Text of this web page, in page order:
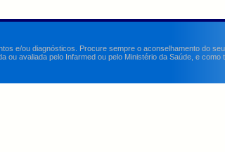
e/ou diagnósticos. Procure sempre o aconselhamento do
avaliada pelo Infarmed ou pelo Ministério da Saúde, e como